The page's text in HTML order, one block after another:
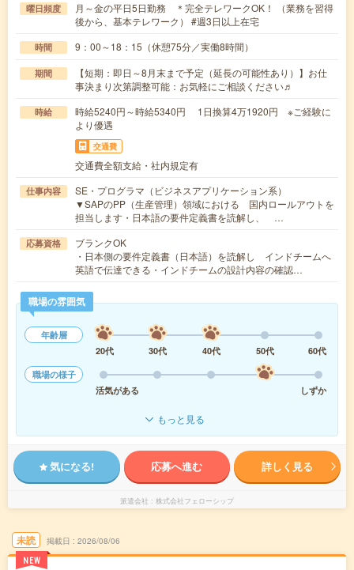
曜日頻度
月～金の平日5日勤務 ＊完全テレワークOK！ （業務を習得
後から、基本テレワーク） #週3日以上在宅
時間 9：00～18：15（休憩75分／実働8時間）
期間
【短期：即日～8月末まで予定（延長の可能性あり）】お仕
事決まり次第調整可能：お気軽にご相談ください♬
時給
時給5240円～時給5340円 1日換算4万1920円 ※ご経験に
より優遇
交通費
交通費全額支給・社内規定有
仕事内容
SE・プログラマ（ビジネスアプリケーション系）
▼SAPのPP（生産管理）領域における 国内ロールアウトを
担当します・日本語の要件定義書を読解し、 …
応募資格
ブランクOK
・日本側の要件定義書（日本語）を読解し インドチームへ
英語で伝達できる・インドチームの設計内容の確認…
職場の雰囲気
年齢層
20代
30代 40代 50代
60代
職場の様子
活気がある
しずか
もっと見る
気になる! 応募へ進む 詳しく見る
派遣会社 株式会社フェローシップ
未読
NEW
掲載日 2026/08/06